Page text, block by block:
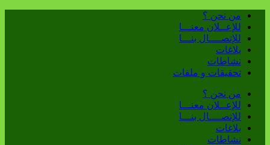
من نحن ؟
للإعــلان معنـــا
للإتصــــال بنـــا
بلاغات
نشاطات
تحقيقات و ملفات
من نحن ؟
للإعــلان معنـــا
للإتصــــال بنـــا
بلاغات
نشاطات